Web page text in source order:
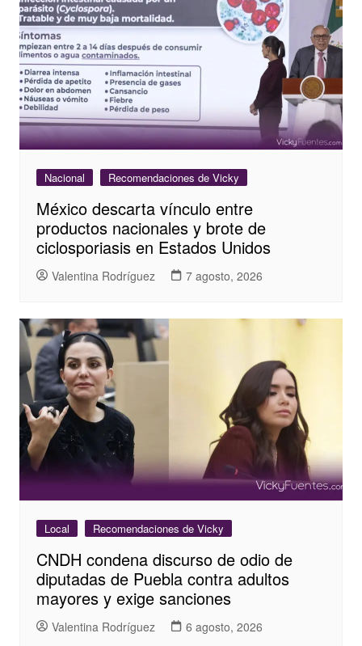
Nacional Recomendaciones de Vicky
México descarta vínculo entre
productos nacionales y brote de
ciclosporiasis en Estados Unidos
Valentina Rodríguez 7 agosto, 2026
Local Recomendaciones de Vicky
CNDH condena discurso de odio de
diputadas de Puebla contra adultos
mayores y exige sanciones
Valentina Rodríguez 6 agosto, 2026